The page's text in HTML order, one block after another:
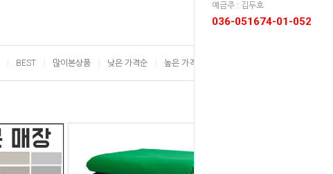
예금주 : 김두호
036-051674-01-052
BEST 많이본상품 낮은 가격순 높은 가격순